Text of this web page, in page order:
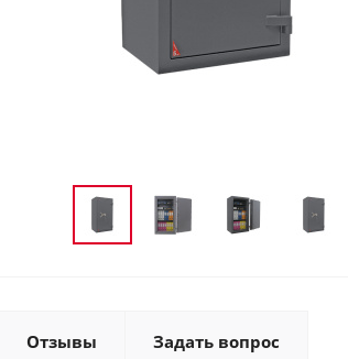
Отзывы Задать вопрос